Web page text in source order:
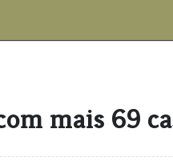
mais 69